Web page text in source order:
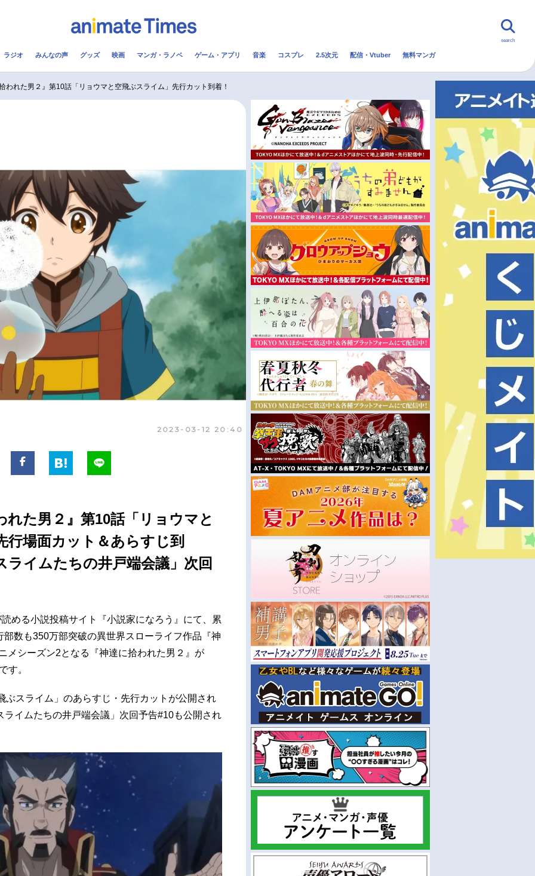
配信・Vtuber トレンド 無料マンガ
実写化映画一覧
男性声優/女性声優一覧
今期アニメ曜日別一覧 秋アニメ
冬アニメ
FOLLOW US
search
ラジオ みんなの声 グッズ 映画 マンガ・ラノベ ゲーム・アプリ 音楽 コスプレ 2.5次元 配信・Vtuber 無料マンガ
われた男２』第10話「リョウマと空飛ぶスライム」先行カット到着！
2023-03-12 20:40
れた男２』第10話「リョウマと
行場面カット＆あらすじ到
イムたちの井戸端会議」次回
める小説投稿サイト『小説家になろう』にて、累
数も350万部突破の異世界スローライフ作品『神
メシーズン2となる『神達に拾われた男２』が
す。
ぶスライム」のあらすじ・先行カットが公開され
イムたちの井戸端会議」次回予告#10も公開され